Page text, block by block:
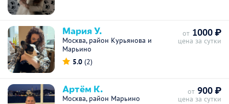
Мария У.
Москва, район Курьянова и
Марьино
5.0 (2)
от 1000 ₽
цена за сутки
Артём К.
Москва, район Марьино
от 900 ₽
цена за сутки